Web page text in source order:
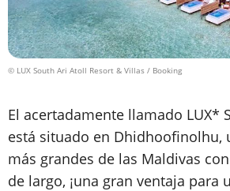
© LUX South Ari Atoll Resort & Villas / Booking
El acertadamente llamado LUX*
está situado en Dhidhoofinolhu,
más grandes de las Maldivas
de largo, ¡una gran ventaja para